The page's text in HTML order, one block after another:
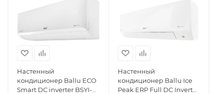
Настенный
кондиционер Ballu ECO
Smart DC inverter BSYI-
Настенный
кондиционер Ballu Ice
Peak ERP Full DC Inverter